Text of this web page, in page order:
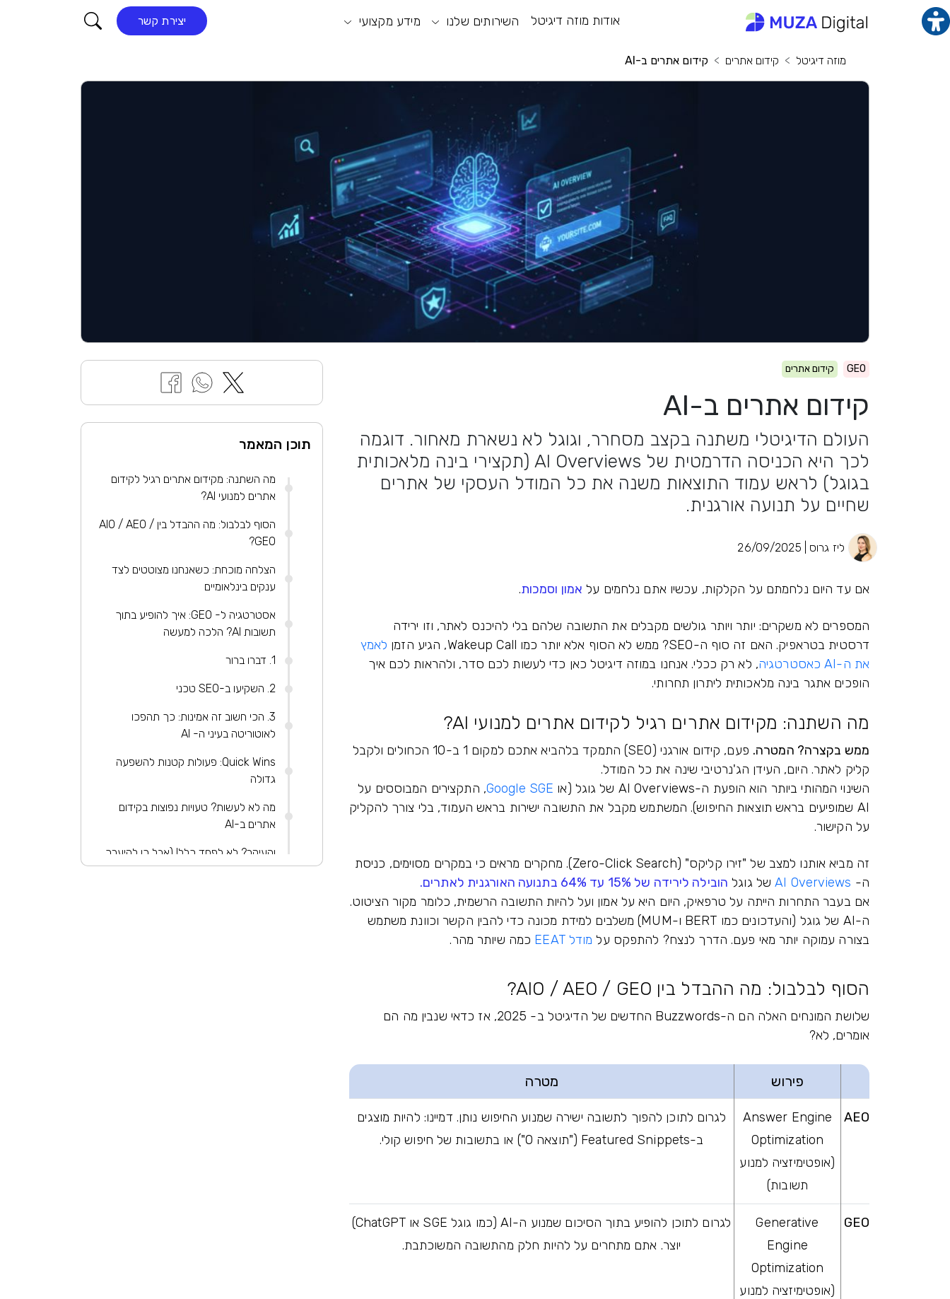
אודות מוזה דיגיטל השירותים שלנו מידע מקצועי יצירת קשר
מוזה דיגיטל קידום אתרים קידום אתרים ב-AI
GEO קידום אתרים
קידום אתרים ב-AI
העולם הדיגיטלי משתנה בקצב מסחרר, וגוגל לא נשארת מאחור. דוגמה
לכך היא הכניסה הדרמטית של AI Overviews (תקצירי בינה מלאכותית
בגוגל) לראש עמוד התוצאות משנה את כל המודל העסקי של אתרים
שחיים על תנועה אורגנית.
ליז גרוס | 26/09/2025
אם עד היום נלחמתם על הקלקות, עכשיו אתם נלחמים על אמון וסמכות.
המספרים לא משקרים: יותר ויותר גולשים מקבלים את התשובה שלהם בלי להיכנס לאתר, וזו ירידה
דרסטית בטראפיק. האם זה סוף ה-SEO? ממש לא הסוף אלא יותר כמו Wakeup Call, הגיע הזמן
לאמץ
את ה-AI כאסטרטגיה
, לא רק ככלי. אנחנו במוזה דיגיטל כאן כדי לעשות לכם סדר, ולהראות לכם איך
הופכים אתגר בינה מלאכותית ליתרון תחרותי.
מה השתנה: מקידום אתרים רגיל לקידום אתרים למנועי AI?
ממש בקצרה? המטרה.
פעם, קידום אורגני (SEO) התמקד בלהביא אתכם למקום 1 ב-10 הכחולים ולקבל
קליק לאתר. היום, העידן הג'נרטיבי שינה את כל המודל.
השינוי המהותי ביותר הוא הופעת ה-AI Overviews של גוגל (או
Google SGE, התקצירים המבוססים על
AI שמופיעים בראש תוצאות החיפוש). המשתמש מקבל את התשובה ישירות בראש העמוד, בלי צורך להקליק
על הקישור.
זה מביא אותנו למצב של "זירו קליקס" (Zero-Click Search). מחקרים מראים כי במקרים מסוימים, כניסת
ה- AI Overviewsשל גוגל הובילה לירידה של 15% עד 64% בתנועה האורגנית לאתרים.
אם בעבר התחרות הייתה על טרפאיק, היום היא על אמון ועל להיות התשובה הרשמית, כלומר מקור הציטוט.
ה-AI של גוגל (והעדכונים כמו BERT ו-MUM) משלבים למידת מכונה כדי להבין הקשר וכוונת משתמש
בצורה עמוקה יותר מאי פעם. הדרך לנצח? להתפקס על מודל EEAT כמה שיותר מהר.
הסוף לבלבול: מה ההבדל בין AIO / AEO / GEO?
שלושת המונחים האלה הם ה-Buzzwords החדשים של הדיגיטל ב- 2025, אז כדאי שנבין מה הם
אומרים, לא?
פירוש מטרה
AEO
Answer Engine
Optimization
(אופטימיזציה למנוע
תשובות)
לגרום לתוכן להפוך לתשובה ישירה שמנוע החיפוש נותן. דמיינו: להיות מוצגים
ב-Featured Snippets ("תוצאה 0") או בתשובות של חיפוש קולי.
Generative
Engine
Optimization
(אופטימיזציה למנוע
לגרום לתוכן להופיע בתוך הסיכום שמנוע ה-AI (כמו גוגל SGE או ChatGPT)
יוצר. אתם מתחרים על להיות חלק מהתשובה המשוכתבת.
תוכן המאמר
מה השתנה: מקידום אתרים רגיל לקידום
אתרים למנועי AI?
הסוף לבלבול: מה ההבדל בין AIO / AEO /
GEO?
הצלחה מוכחת: כשאנחנו מצוטטים לצד
ענקים בינלאומיים
אסטרטגיה ל- GEO: איך להופיע בתוך
תשובות AI? הלכה למעשה
1. דברו ברור
2. השקיעו ב-SEO טכני
3. הכי חשוב זה אמינות: כך תהפכו
לאוטוריטה בעיני ה- AI
Quick Wins: פעולות קטנות להשפעה
גדולה
מה לא לעשות? טעויות נפוצות בקידום
אתרים ב-AI
והעיקר? לא לפחד כלל! (אבל כן להיערך
בהתאם)
תוכן מרכזי מנוע חיפוש תפריט ראשי תפריט נגישות קורא התוכן